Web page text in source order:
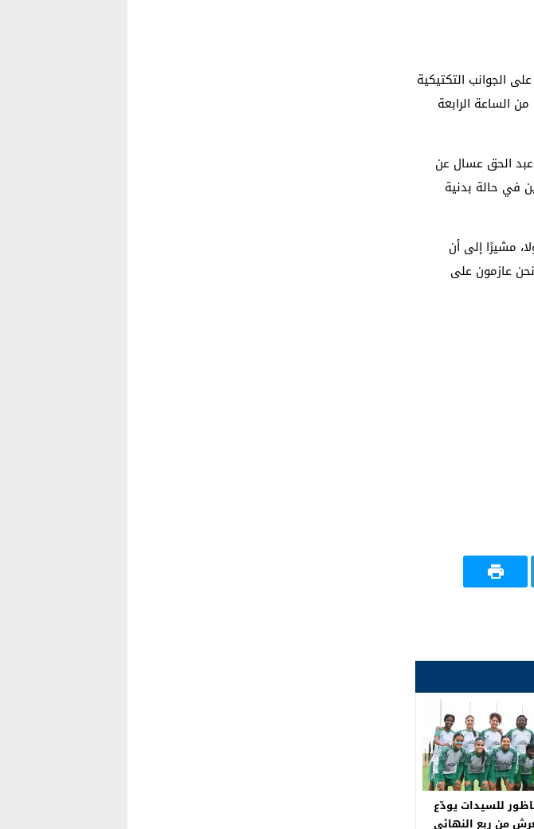
الجوانب التكتيكية
الساعة الرابعة
عبد الحق عسال عن
في حالة بدنية
مشيرًا إلى أن
عازمون على
للسيدات يودّع
من ربع النهائي